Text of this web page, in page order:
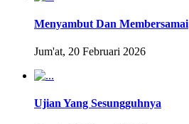
Menyambut Dan Membersamai
Jum'at, 20 Februari 2026
Ujian Yang Sesungguhnya